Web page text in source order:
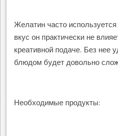
Желатин часто
вкус он практически не
креативной подаче. Без нее
блюдом будет довольно
Необходимые продукты: